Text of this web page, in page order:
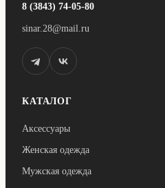
8 (3843) 74-05-80
sinar.28@mail.ru
КАТАЛОГ
Аксессуары
Женская одежда
Мужская одежда